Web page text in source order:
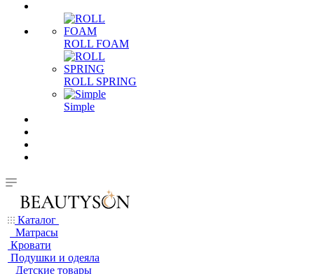
ROLL FOAM
ROLL SPRING
Simple
Каталог
Матрасы
Кровати
Подушки и одеяла
Детские товары